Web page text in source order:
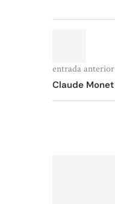
entrada anterior
Claude Monet